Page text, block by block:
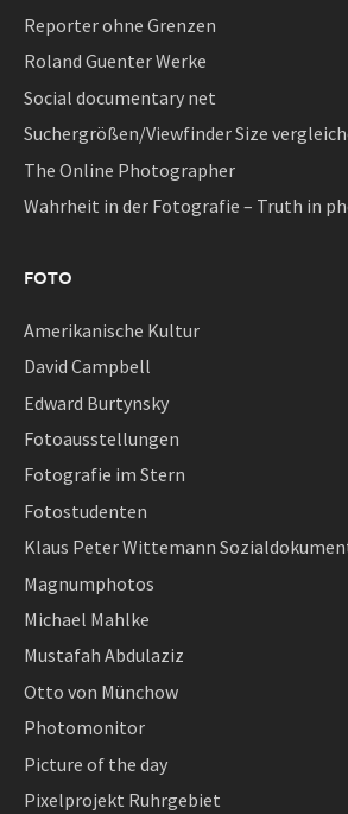
Reporter ohne Grenzen
Roland Guenter Werke
Social documentary net
Suchergrößen/Viewfinder Size
The Online Photographer
Wahrheit in der Fotografie – Truth in
FOTO
Amerikanische Kultur
David Campbell
Edward Burtynsky
Fotoausstellungen
Fotografie im Stern
Fotostudenten
Klaus Peter Wittemann
Magnumphotos
Michael Mahlke
Mustafah Abdulaziz
Otto von Münchow
Photomonitor
Picture of the day
Pixelprojekt Ruhrgebiet